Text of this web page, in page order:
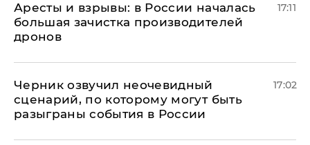
Аресты и взрывы: в России началась
большая зачистка производителей
дронов
17:11
Черник озвучил неочевидный
сценарий, по которому могут быть
разыграны события в России
17:02